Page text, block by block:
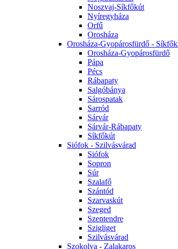
Noszvaj-Síkfőkút
Nyíregyháza
Orfű
Orosháza
Orosháza-Gyopárosfürdő -
Orosháza-Gyopárosfürdő
Pápa
Pécs
Rábapaty
Salgóbánya
Sárospatak
Sarród
Sárvár
Sárvár-Rábapaty
Síkfőkút
Siófok - Szilvásvárad
Siófok
Sopron
Súr
Szalafő
Szántód
Szarvaskút
Szeged
Szentendre
Szigliget
Szilvásvárad
Szokolya - Zalakaros